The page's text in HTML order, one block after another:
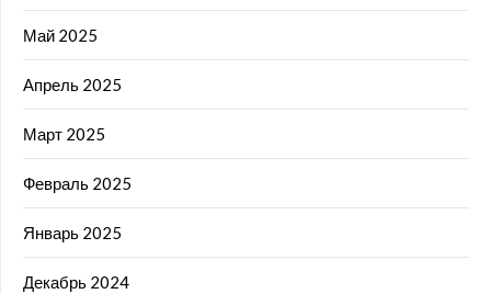
Май 2025
Апрель 2025
Март 2025
Февраль 2025
Январь 2025
Декабрь 2024